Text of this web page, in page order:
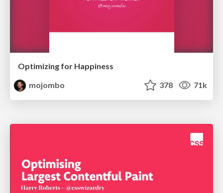
Optimizing for Happiness
mojombo
378 71k